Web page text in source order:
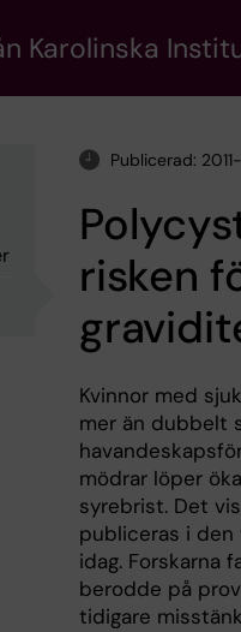
Karolinska
Publicerad:
risken
Kvinnor med
mer än dubbelt
mödrar löper
syrebrist. Det
publiceras i
idag. Forskarna
berodde på
tidigare